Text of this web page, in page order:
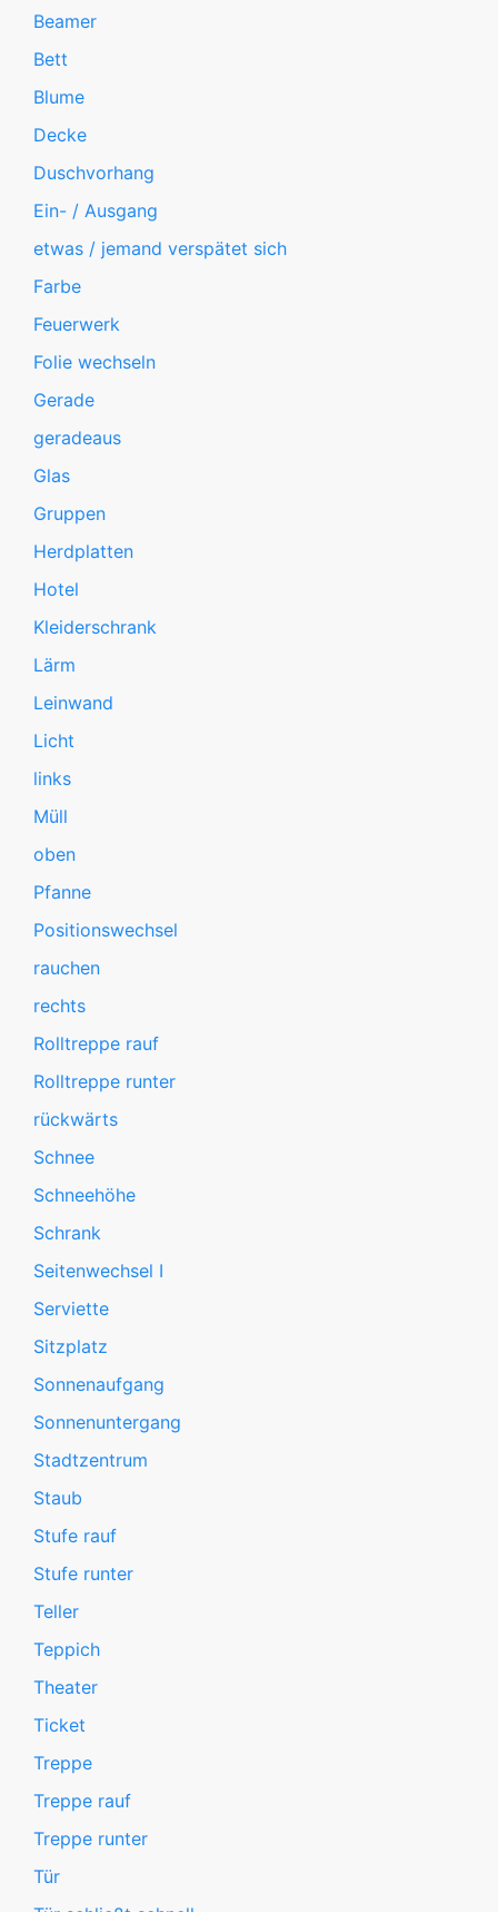
Beamer
Bett
Blume
Decke
Duschvorhang
Ein- / Ausgang
etwas / jemand verspätet sich
Farbe
Feuerwerk
Folie wechseln
Gerade
geradeaus
Glas
Gruppen
Herdplatten
Hotel
Kleiderschrank
Lärm
Leinwand
Licht
links
Müll
oben
Pfanne
Positionswechsel
rauchen
rechts
Rolltreppe rauf
Rolltreppe runter
rückwärts
Schnee
Schneehöhe
Schrank
Seitenwechsel I
Serviette
Sitzplatz
Sonnenaufgang
Sonnenuntergang
Stadtzentrum
Staub
Stufe rauf
Stufe runter
Teller
Teppich
Theater
Ticket
Treppe
Treppe rauf
Treppe runter
Tür